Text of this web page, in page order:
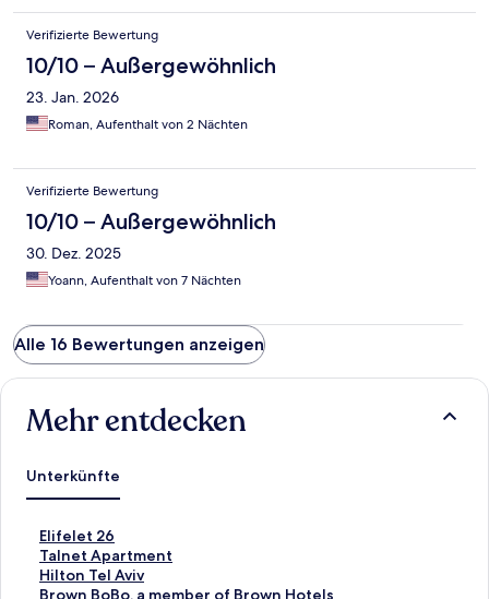
Verifizierte Bewertung
10/10 – Außergewöhnlich
23. Jan. 2026
Roman, Aufenthalt von 2 Nächten
Verifizierte Bewertung
10/10 – Außergewöhnlich
30. Dez. 2025
Yoann, Aufenthalt von 7 Nächten
Alle 16 Bewertungen anzeigen
Mehr entdecken
Unterkünfte
Elifelet 26
L
i
n
k
Talnet Apartment
L
i
n
Hilton Tel Aviv
L
iBrown BoBo, a member of Brown Hotels
L